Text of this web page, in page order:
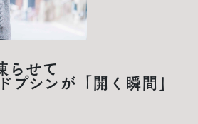
らせて
シンが「開く瞬間」